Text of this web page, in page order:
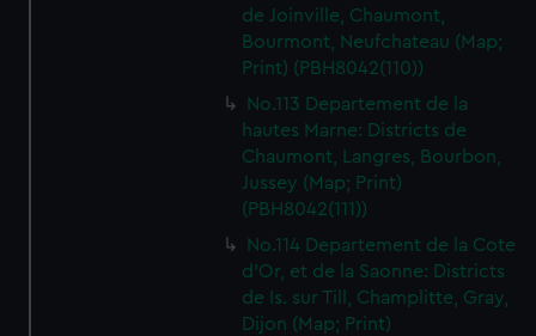
de Joinville, Chaumont,
Bourmont, Neufchateau (Map;
Print) (PBH8042(110))
No.113 Departement de la
hautes Marne: Districts de
Chaumont, Langres, Bourbon,
Jussey (Map; Print)
(PBH8042(111))
No.114 Departement de la Cote
d'Or, et de la Saonne: Districts
de Is. sur Till, Champlitte, Gray,
Dijon (Map; Print)